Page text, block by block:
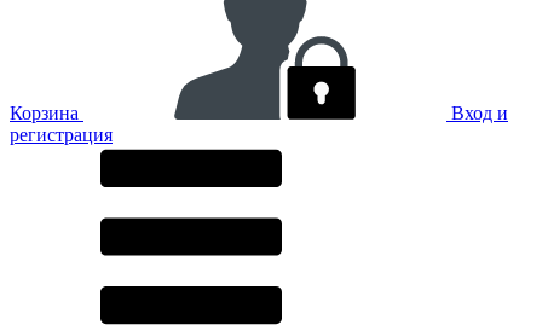
Корзина
Вход и
регистрация